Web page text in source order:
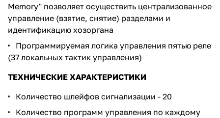
Memory" позволяет осуществить централизованное
управление (взятие, снятие) разделами и
идентификацию хозоргана
Программируемая логика управления пятью реле
(37 локальных тактик управления)
ТЕХНИЧЕСКИЕ ХАРАКТЕРИСТИКИ
Количество шлейфов сигнализации - 20
Количество программ управления по каждому